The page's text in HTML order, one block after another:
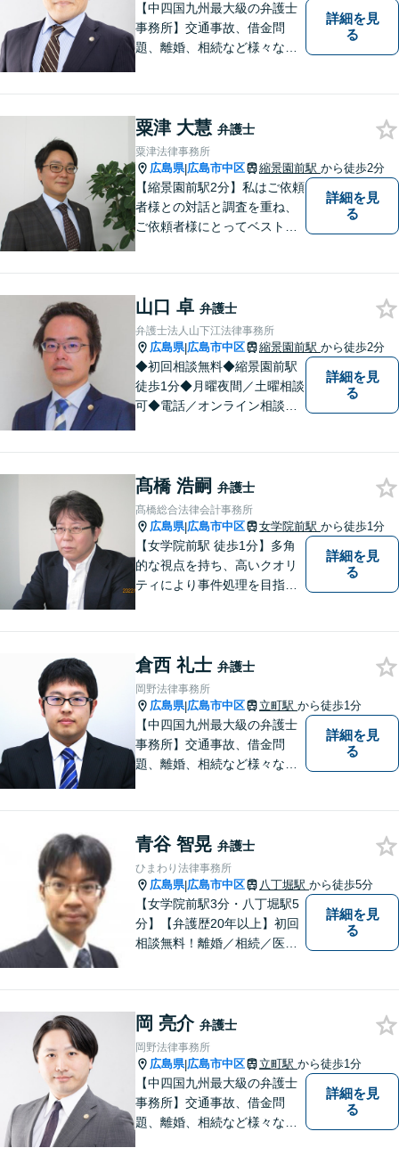
【中四国九州最大級の弁護士
事務所】交通事故、借金問
題、離婚、相続など様々な問
い！
詳細を見
る
粟津 大慧 弁護士
粟津法律事務所
広島県|広島市中区 縮景園前駅 から徒歩2分
【縮景園前駅2分】私はご依頼
者様との対話と調査を重ね、
ご依頼者様にとってベストな
様にご満足いただけるよう、
日々研鑽を積んでおります。
ぜひお気軽にご相談くださ
い。
詳細を見
る
山口 卓 弁護士
弁護士法人山下江法律事務所
広島県|広島市中区 縮景園前駅 から徒歩2分
◆初回相談無料◆縮景園前駅
徒歩1分◆月曜夜間／土曜相談
可◆電話／オンライン相談可
等）、家事事件（離婚・相続
等）、刑事事件（刑事弁護、
告訴、犯罪被害者支援等）な
ど
詳細を見
る
髙橋 浩嗣 弁護士
髙橋総合法律会計事務所
広島県|広島市中区 女学院前駅 から徒歩1分
【女学院前駅 徒歩1分】多角
的な視点を持ち、高いクオリ
ティにより事件処理を目指し
詳細を見
る
倉西 礼士 弁護士
岡野法律事務所
広島県|広島市中区 立町駅 から徒歩1分
【中四国九州最大級の弁護士
事務所】交通事故、借金問
題、離婚、相続など様々な問
い！
詳細を見
る
青谷 智晃 弁護士
ひまわり法律事務所
広島県|広島市中区 八丁堀駅 から徒歩5分
【女学院前駅3分・八丁堀駅5
分】【弁護歴20年以上】初回
相談無料！離婚／相続／医療
結果に納得いただけるよう尽
力します！【駐車場有】
詳細を見
る
岡 亮介 弁護士
岡野法律事務所
広島県|広島市中区 立町駅 から徒歩1分
【中四国九州最大級の弁護士
事務所】交通事故、借金問
題、離婚、相続など様々な問
詳細を見
る